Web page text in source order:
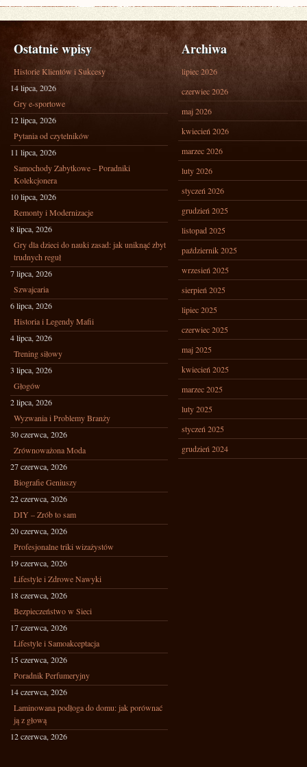
Ostatnie wpisy
Historie Klientów i Sukcesy
14 lipca, 2026
Gry e-sportowe
12 lipca, 2026
Pytania od czytelników
11 lipca, 2026
Samochody Zabytkowe – Poradniki
Kolekcjonera
10 lipca, 2026
Remonty i Modernizacje
8 lipca, 2026
Gry dla dzieci do nauki zasad: jak uniknąć zbyt
trudnych reguł
7 lipca, 2026
Szwajcaria
6 lipca, 2026
Historia i Legendy Mafii
4 lipca, 2026
Trening siłowy
3 lipca, 2026
Głogów
2 lipca, 2026
Wyzwania i Problemy Branży
30 czerwca, 2026
Zrównoważona Moda
27 czerwca, 2026
Biografie Geniuszy
22 czerwca, 2026
DIY – Zrób to sam
20 czerwca, 2026
Profesjonalne triki wizażystów
19 czerwca, 2026
Lifestyle i Zdrowe Nawyki
18 czerwca, 2026
Bezpieczeństwo w Sieci
17 czerwca, 2026
Lifestyle i Samoakceptacja
15 czerwca, 2026
Poradnik Perfumeryjny
14 czerwca, 2026
Laminowana podłoga do domu: jak porównać
ją z głową
12 czerwca, 2026
Archiwa
lipiec 2026
czerwiec 2026
maj 2026
kwiecień 2026
marzec 2026
luty 2026
styczeń 2026
grudzień 2025
listopad 2025
październik 2025
wrzesień 2025
sierpień 2025
lipiec 2025
czerwiec 2025
maj 2025
kwiecień 2025
marzec 2025
luty 2025
styczeń 2025
grudzień 2024